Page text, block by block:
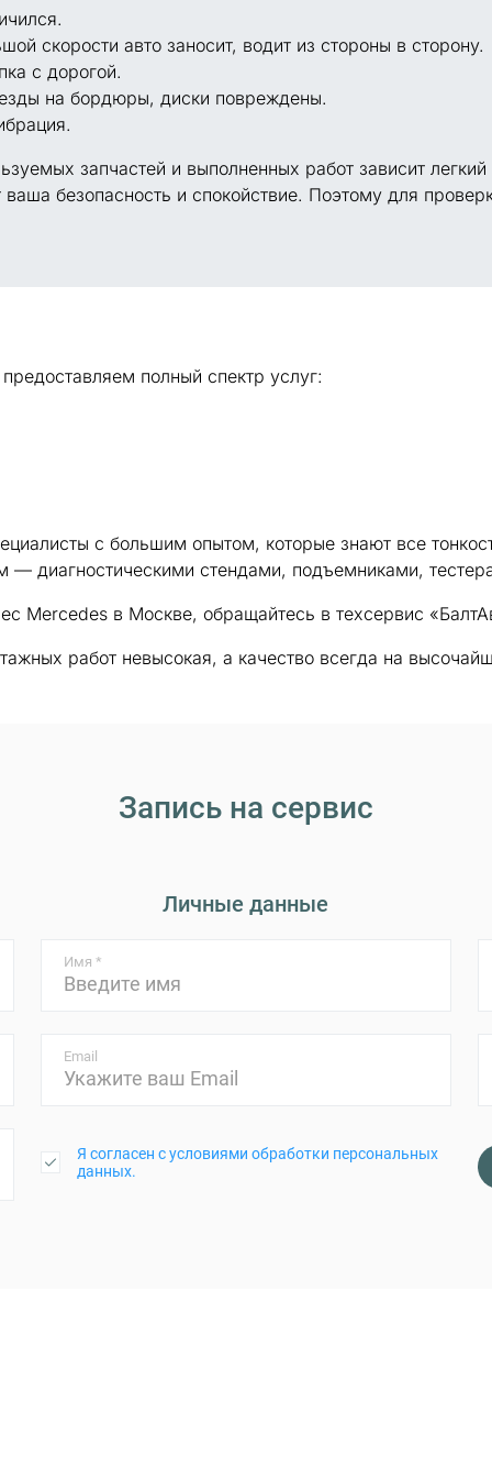
скорости авто заносит, водит из стороны в сторону.
с дорогой.
на бордюры, диски повреждены.
запчастей и выполненных работ зависит
ваша безопасность и спокойствие. Поэтому для
полный спектр услуг:
с большим опытом, которые знают все
диагностическими стендами, подъемниками,
Mercedes в Москве, обращайтесь в техсервис
работ невысокая, а качество всегда на
Запись на сервис
Личные данные
Имя *
Email
Я согласен с условиями обработки персональных
данных.